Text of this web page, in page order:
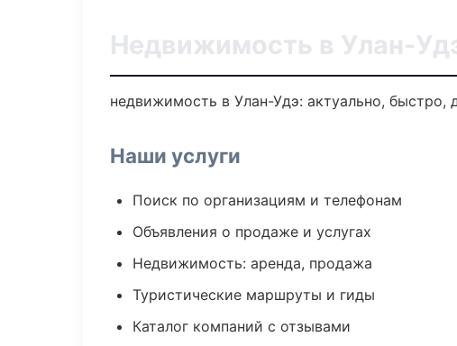
Недвижимость в Улан-
недвижимость в Улан-Удэ: актуально,
Наши услуги
Поиск по организациям и телефонам
Объявления о продаже и услугах
Недвижимость: аренда, продажа
Туристические маршруты и гиды
Каталог компаний с отзывами